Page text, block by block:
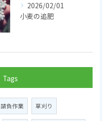
2026/02/01
小麦の追肥
Tags
請負作業 草刈り